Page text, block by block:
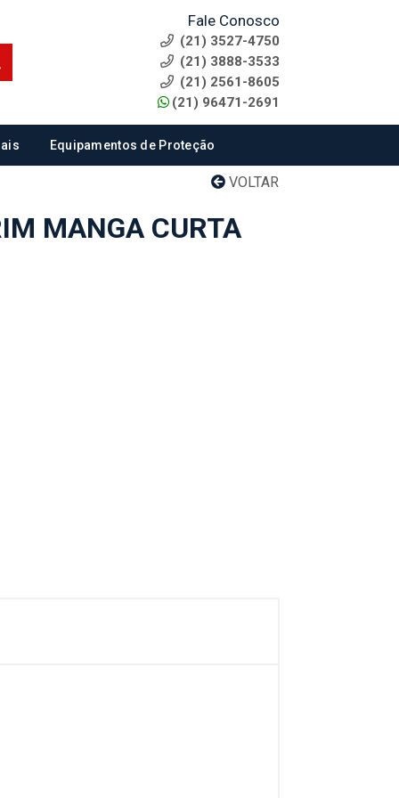
Fale Conosco
(21) 3527-4750
(21) 3888-3533
(21) 2561-8605
(21) 96471-2691
Equipamentos de Proteção
VOLTAR
MANGA CURTA